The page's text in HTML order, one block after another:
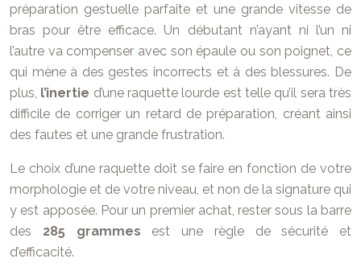
préparation gestuelle parfaite et une grande vitesse de
bras pour être efficace. Un débutant n’ayant ni l’un ni
l’autre va compenser avec son épaule ou son poignet, ce
qui mène à des gestes incorrects et à des blessures. De
plus, l’inertie d’une raquette lourde est telle qu’il sera très
difficile de corriger un retard de préparation, créant ainsi
des fautes et une grande frustration.
Le choix d’une raquette doit se faire en fonction de votre
morphologie et de votre niveau, et non de la signature qui
y est apposée. Pour un premier achat, rester sous la barre
des 285 grammes est une règle de sécurité et
d’efficacité.